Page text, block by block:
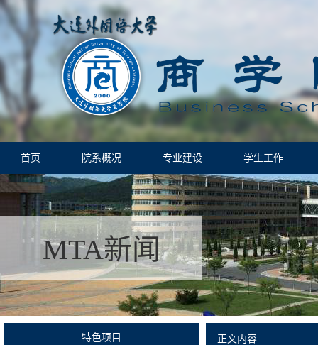
首页 院系概况 专业建设 学生工作
MTA新闻
特色项目 正文内容